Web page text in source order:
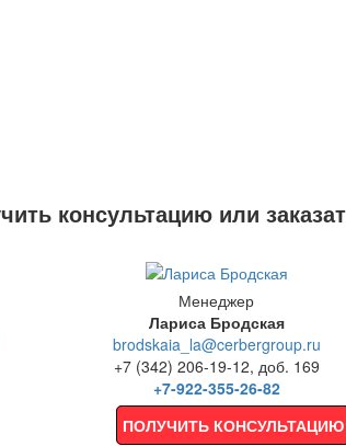
консультацию или
Менеджер
Лариса Бродская
brodskaia_la@cerbergroup.ru
+7 (342) 206-19-12, доб. 169
+7-922-355-26-82
ПОЛУЧИТЬ КОНСУЛЬТАЦИЮ